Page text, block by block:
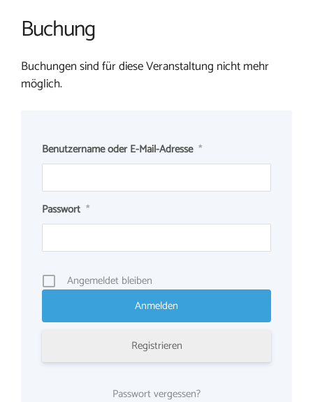
Buchung
Buchungen sind für diese Veranstaltung nicht mehr
möglich.
Benutzername oder E-Mail-Adresse *
Passwort *
Angemeldet bleiben
Registrieren
Passwort vergessen?